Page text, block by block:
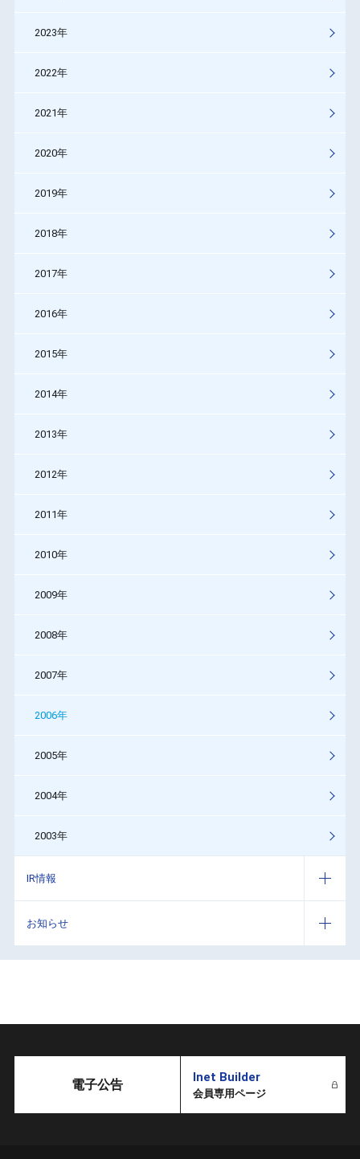
2023年
2022年
2021年
2020年
2019年
2018年
2017年
2016年
2015年
2014年
2013年
2012年
2011年
2010年
2009年
2008年
2007年
2006年
2005年
2004年
2003年
IR情報
お知らせ
電子公告 Inet Builder
会員専用ページ